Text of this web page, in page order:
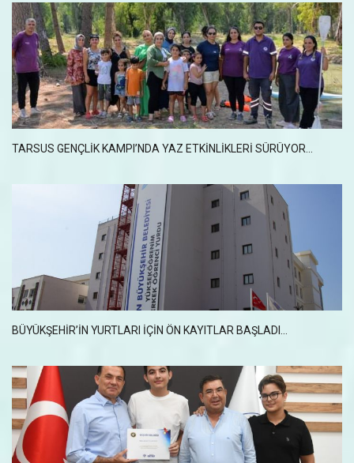
TARSUS GENÇLİK KAMPI’NDA YAZ ETKİNLİKLERİ SÜRÜYOR...
BÜYÜKŞEHİR’İN YURTLARI İÇİN ÖN KAYITLAR BAŞLADI...